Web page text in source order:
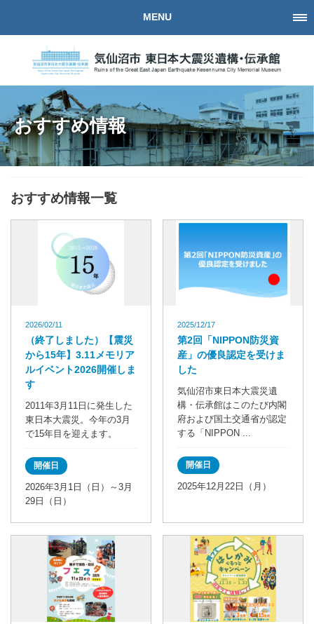
おすすめ情報
MENU
おすすめ情報一覧
2026/02/11
（終了しました）【震災
から15年】3.11メモリア
ルイベント2026開催しま
す
2011年3月11日に発生した
東日本大震災。今年の3月
で15年目を迎えます。
開催日
2026年3月1日（日）～3月
29日（日）
2025/12/17
第2回「NIPPON防災資
産」の優良認定を受けま
した
気仙沼市東日本大震災遺
構・伝承館はこのたび内閣
府および国土交通省が認定
する「NIPPON ...
開催日
2025年12月22日（月）